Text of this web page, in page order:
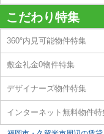
こだわり特集
360°内見可能物件特集
敷金礼金0物件特集
デザイナーズ物件特集
インターネット無料物件特